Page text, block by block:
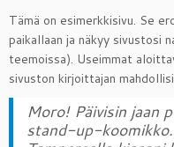
Tämä on esimerkkisivu. Se
paikallaan ja näkyy sivustosi
teemoissa). Useimmat
sivuston kirjoittajan
Moro! Päivisin jaan
stand-up-